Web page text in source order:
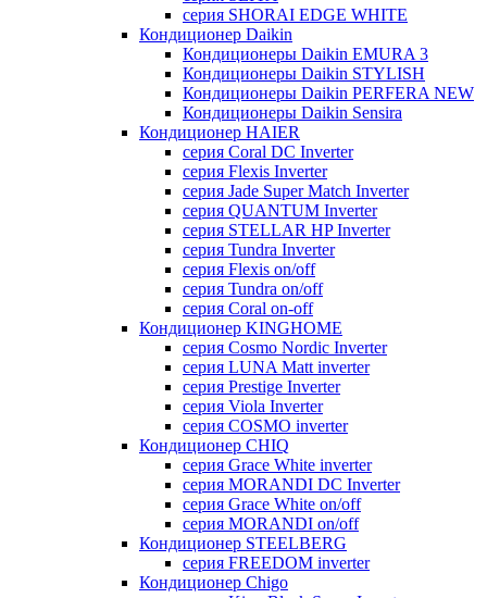
серия SHORAI EDGE WHITE
Кондиционер Daikin
Кондиционеры Daikin EMURA 3
Кондиционеры Daikin STYLISH
Кондиционеры Daikin PERFERA NEW
Кондиционеры Daikin Sensira
Кондиционер HAIER
серия Coral DC Inverter
серия Flexis Inverter
серия Jade Super Match Inverter
серия QUANTUM Inverter
серия STELLAR HP Inverter
серия Tundra Inverter
серия Flexis on/off
серия Tundra on/off
серия Coral on-off
Кондиционер KINGHOME
серия Cosmo Nordic Inverter
серия LUNA Matt inverter
серия Prestige Inverter
серия Viola Inverter
серия COSMO inverter
Кондиционер CHIQ
серия Grace White inverter
серия MORANDI DC Inverter
серия Grace White on/off
серия MORANDI on/off
Кондиционер STEELBERG
серия FREEDOM inverter
Кондиционер Chigo